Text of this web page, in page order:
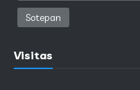
Sotepan
Visitas